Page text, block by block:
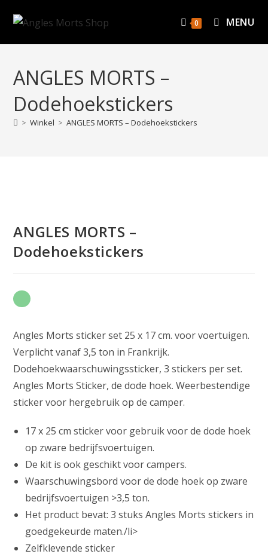
0 MENU
ANGLES MORTS –
Dodehoekstickers
> Winkel > ANGLES MORTS – Dodehoekstickers
ANGLES MORTS –
Dodehoekstickers
Angles Morts sticker set 25 x 17 cm. voor voertuigen.
Verplicht vanaf 3,5 ton in Frankrijk.
Dodehoekwaarschuwingssticker, 3 stickers per set.
Angles Morts Sticker, de dode hoek. Weerbestendige
sticker voor hergebruik op de camper.
17 x 25 cm sticker voor gebruik voor de dode hoek
op zware bedrijfsvoertuigen.
De kit is ook geschikt voor campers.
Waarschuwingsbord voor de dode hoek op zware
bedrijfsvoertuigen >3,5 ton.
Het product bevat: 3 stuks Angles Morts stickers in
goedgekeurde maten./li>
Zelfklevende sticker